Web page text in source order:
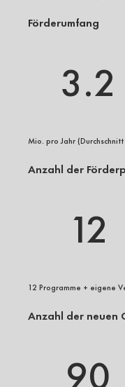
Förderumfang
3.2
Mio. pro Jahr
Anzahl der
12
12 Programme + eigene
Anzahl der neuen
90